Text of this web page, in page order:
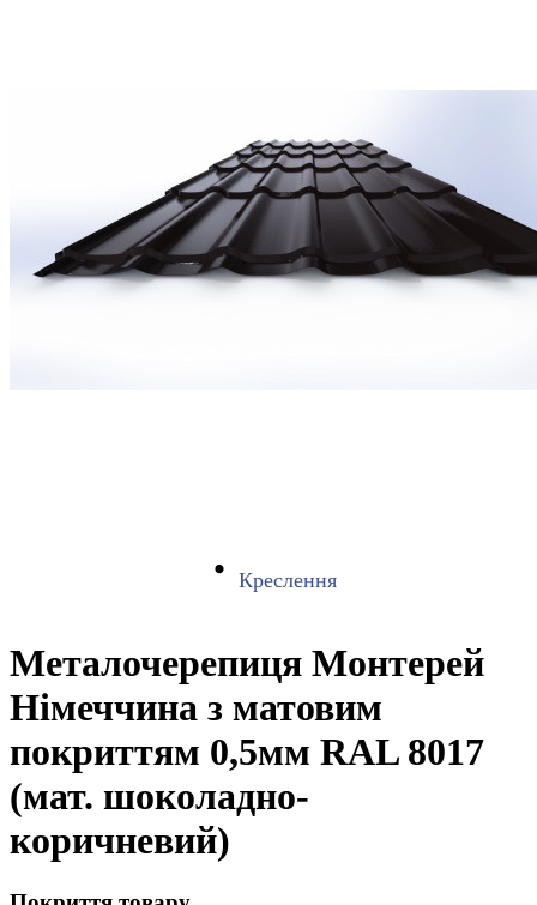
Креслення
Металочерепиця Монтерей
Німеччина з матовим
покриттям 0,5мм RAL 8017
(мат. шоколадно-
коричневий)